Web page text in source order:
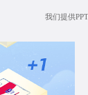
我们提供